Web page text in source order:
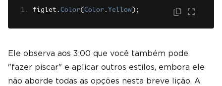
figlet . Color( Color . Yellow );
Ele observa aos 3:00 que você também pode
"fazer piscar" e aplicar outros estilos, embora ele
não aborde todas as opções nesta breve lição. A